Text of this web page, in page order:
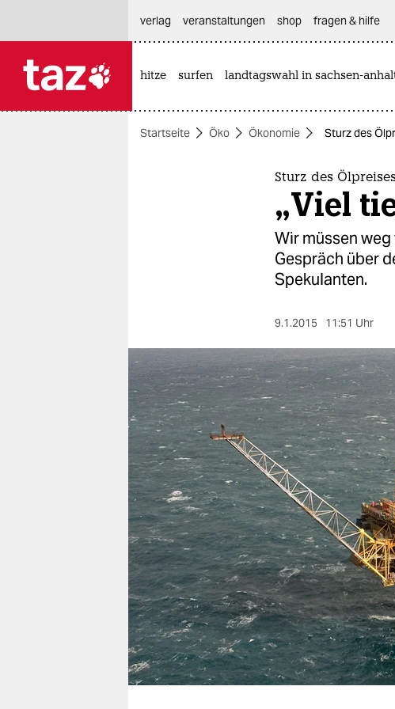
themen
berlin
nord
wahrheit
verlag
verlag
veranstaltungen
shop
fragen & hilfe
unterstützen
abo
genossenschaft
verlag
veranstaltungen shop fragen & hilfe
hitze surfen landtagswahl in sachsen-
Startseite Öko Ökonomie Sturz des
Sturz des
„Viel
Wir müssen
Gespräch über
Spekulanten.
9.1.2015 11:51 Uhr